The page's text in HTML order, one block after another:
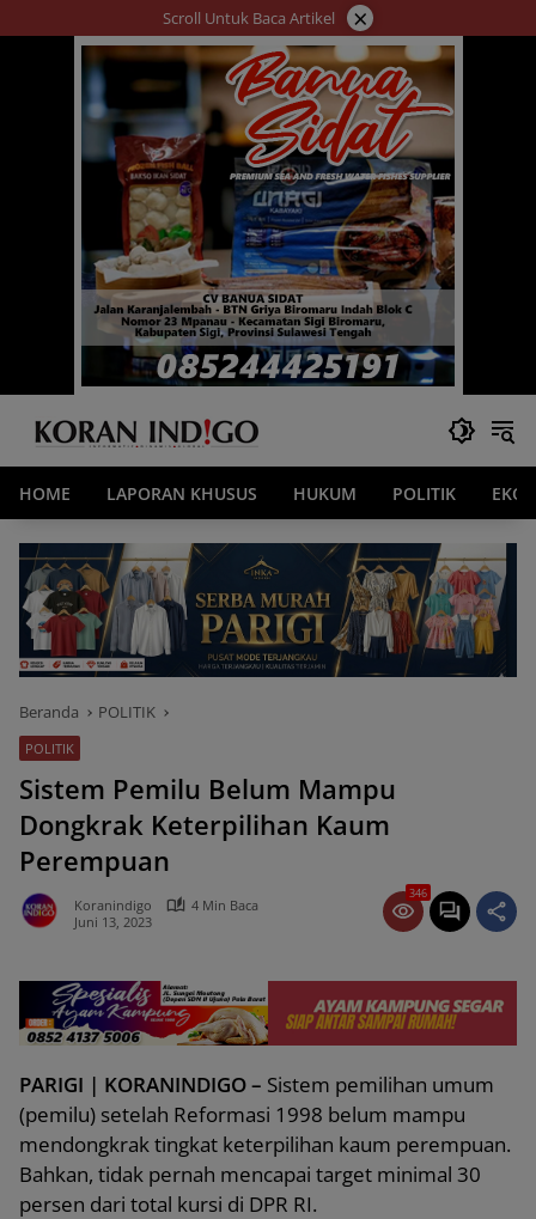
ke
Scroll Untuk Baca Artikel ×
HOME LAPORAN KHUSUS HUKUM POLITIK
Beranda POLITIK
POLITIK
Sistem Pemilu Belum Mampu
Dongkrak Keterpilihan Kaum
Perempuan
Koranindigo
4 Min Baca
Juni 13, 2023
346
PARIGI | KORANINDIGO – Sistem pemilihan umum
(pemilu) setelah Reformasi 1998 belum mampu
mendongkrak tingkat keterpilihan kaum perempuan.
Bahkan, tidak pernah mencapai target minimal 30
persen dari total kursi di DPR RI.